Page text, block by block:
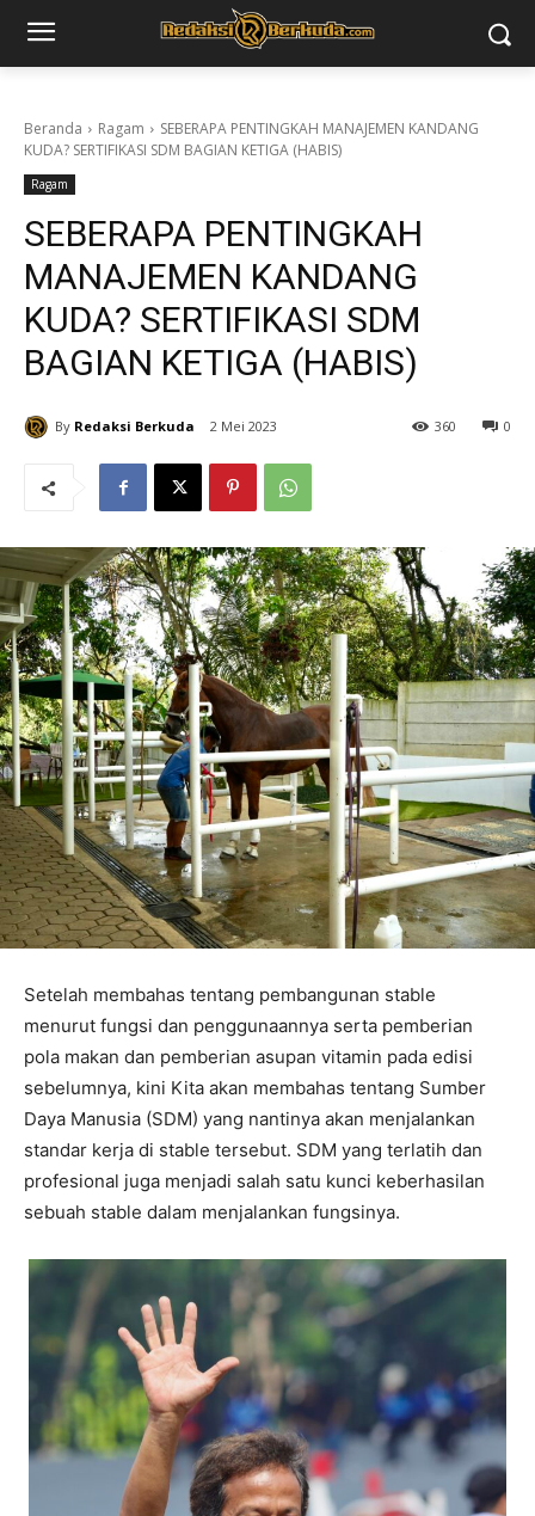
Beranda Ragam
SEBERAPA PENTINGKAH MANAJEMEN KANDANG
KUDA? SERTIFIKASI SDM BAGIAN KETIGA (HABIS)
Ragam
SEBERAPA PENTINGKAH
MANAJEMEN KANDANG
KUDA? SERTIFIKASI SDM
BAGIAN KETIGA (HABIS)
By Redaksi Berkuda 2 Mei 2023 0
360
Setelah membahas tentang pembangunan stable
menurut fungsi dan penggunaannya serta pemberian
pola makan dan pemberian asupan vitamin pada edisi
sebelumnya, kini Kita akan membahas tentang Sumber
Daya Manusia (SDM) yang nantinya akan menjalankan
standar kerja di stable tersebut. SDM yang terlatih dan
profesional juga menjadi salah satu kunci keberhasilan
sebuah stable dalam menjalankan fungsinya.